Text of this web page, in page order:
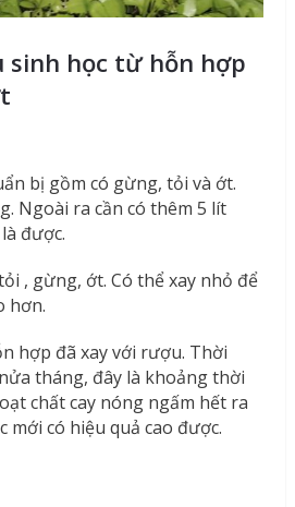
sinh học từ hỗn hợp
bị gồm có gừng, tỏi và ớt.
Ngoài ra cần có thêm 5 lít
được.
, gừng, ớt. Có thể xay nhỏ để
hơn.
hợp đã xay với rượu. Thời
tháng, đây là khoảng thời
chất cay nóng ngấm hết ra
mới có hiệu quả cao được.